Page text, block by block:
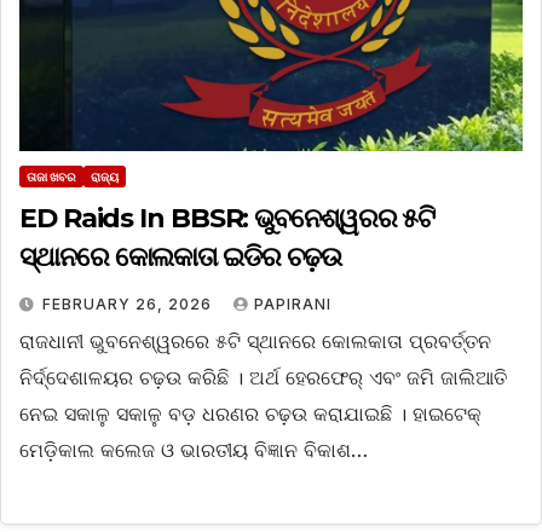
ତାଜା ଖବର ରାଜ୍ୟ
ED Raids In BBSR: ଭୁବନେଶ୍ୱରର ୫ଟି
ସ୍ଥାନରେ କୋଲକାତା ଇଡିର ଚଢ଼ଉ
FEBRUARY 26, 2026 PAPIRANI
ରାଜଧାନୀ ଭୁବନେଶ୍ୱରରେ ୫ଟି ସ୍ଥାନରେ କୋଲକାତା ପ୍ରବର୍ତ୍ତନ
ନିର୍ଦ୍ଦେଶାଳୟର ଚଢ଼ଉ କରିଛି । ଅର୍ଥ ହେରଫେର୍ ଏବଂ ଜମି ଜାଲିଆତି
ନେଇ ସକାଳୁ ସକାଳୁ ବଡ଼ ଧରଣର ଚଢ଼ଉ କରାଯାଇଛି । ହାଇଟେକ୍
ମେଡ଼ିକାଲ କଲେଜ ଓ ଭାରତୀୟ ବିଜ୍ଞାନ ବିକାଶ…